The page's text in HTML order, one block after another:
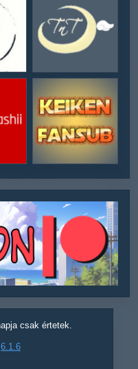
csak értetek.
6.1.6